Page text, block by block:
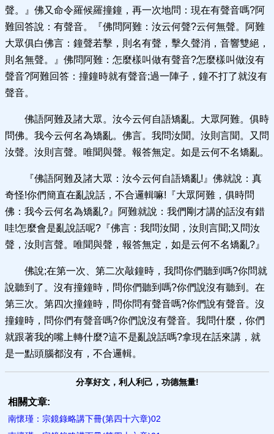
聲。』佛又命令羅候羅撞鐘，再一次地問：現在有聲音嗎?阿
難回答說：有聲音。『佛問阿難：汝云何聲?云何無聲。阿難
大眾俱白佛言：鐘聲若擊，則名有聲，擊久聲消，音響雙絕，
則名無聲。』佛問阿難：怎麼樣叫做有聲音?怎麼樣叫做沒有
聲音?阿難回答：撞鐘時就有聲音;過一陣子，鐘不打了就沒有
聲音。
佛語阿難及諸大眾。汝今云何自語矯亂。大眾阿難。俱時
問佛。我今云何名為矯亂。佛言。我問汝聞。汝則言聞。又問
汝聲。汝則言聲。唯聞與聲。報答無定。如是云何不名矯亂。
『佛語阿難及諸大眾：汝今云何自語矯亂!』佛就說：真
奇怪!你們簡直在亂說話，不合邏輯嘛!『大眾阿難，俱時問
佛：我今云何名為矯亂?』阿難就說：我們剛才講的話沒有錯
哇!怎麼會是亂說話呢?『佛言：我問汝聞，汝則言聞;又問汝
聲，汝則言聲。唯聞與聲，報答無定，如是云何不名矯亂?』
佛說;在第一次、第二次敲鐘時，我問你們聽到嗎?你問就
說聽到了。沒有撞鐘時，問你們聽到嗎?你們說沒有聽到。在
第三次。第四次撞鐘時，問你問有聲音嗎?你們說有聲音。沒
撞鐘時，問你們有聲音嗎?你們說沒有聲音。我問什麼，你們
就跟著我的嘴上轉什麼?這不是亂說話嗎?拿現在話來講，就
是一點頭腦都沒有，不合邏輯。
分享好文，利人利己，功德無量!
相關文章:
南懷瑾：宗鏡錄略講下冊(第四十六章)02